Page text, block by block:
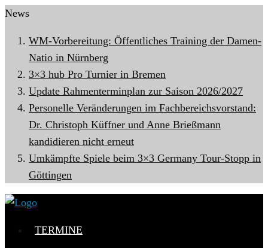
News
WM-Vorbereitung: Öffentliches Training der Damen-
Natio in Nürnberg
3×3 hub Pro Turnier in Bremen
Update Rahmenterminplan zur Saison 2026/2027
Personelle Veränderungen im Fachbereichsvorstand:
Dr. Christoph Küffner und Anne Brießmann
kandidieren nicht erneut
Umkämpfte Spiele beim 3×3 Germany Tour-Stopp in
Göttingen
TERMINE